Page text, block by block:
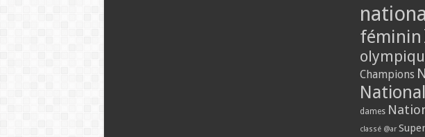
féminin
Champions
dames
classé @ar